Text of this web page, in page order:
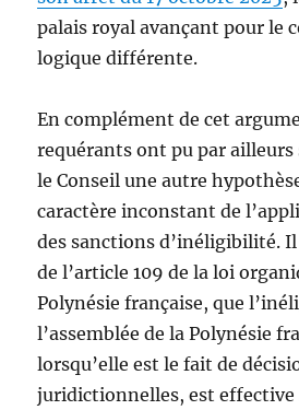
palais royal avançant pour le
logique différente.
En complément de cet
requérants ont pu par ailleurs
le Conseil une autre
caractère inconstant de
des sanctions d’inéligibilité.
de l’article 109 de la loi
Polynésie française, que
l’assemblée de la Polynésie
lorsqu’elle est le fait de
juridictionnelles, est effective